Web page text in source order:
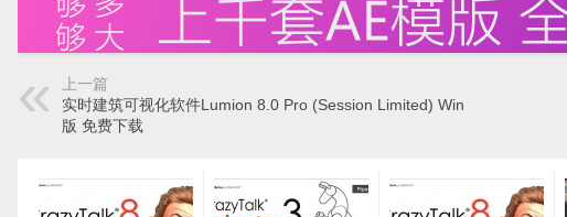
上一篇
实时建筑可视化软件Lumion 8.0 Pro (Session Limited) Win
版 免费下载